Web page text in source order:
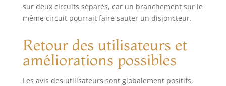
sur deux circuits séparés, car un branchement sur le
même circuit pourrait faire sauter un disjoncteur.
Retour des utilisateurs et
améliorations possibles
Les avis des utilisateurs sont globalement positifs,